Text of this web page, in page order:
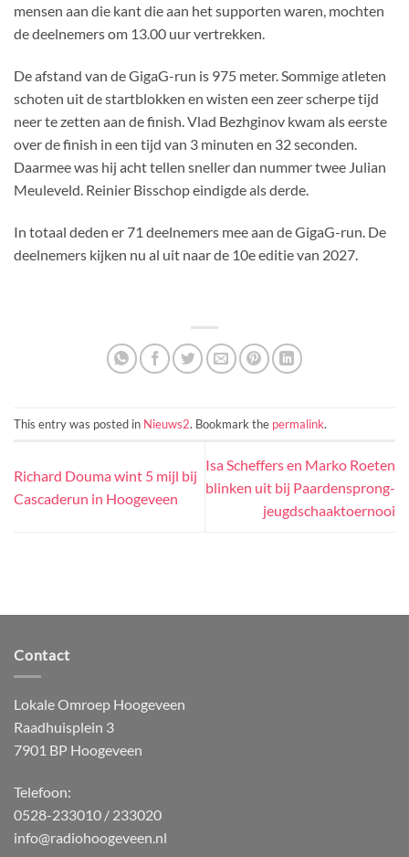
mensen aan die kant die aan het supporten waren, mochten
de deelnemers om 13.00 uur vertrekken.
De afstand van de GigaG-run is 975 meter. Sommige atleten
schoten uit de startblokken en wisten een zeer scherpe tijd
neer te zetten aan de finish. Vlad Bezhginov kwam als eerste
over de finish in een tijd van 3 minuten en 32 seconden.
Daarmee was hij acht tellen sneller dan nummer twee Julian
Meuleveld. Reinier Bisschop eindigde als derde.
In totaal deden er 71 deelnemers mee aan de GigaG-run. De
deelnemers kijken nu al uit naar de 10e editie van 2027.
This entry was posted in Nieuws2. Bookmark the permalink.
Richard Douma wint 5 mijl bij
Cascaderun in Hoogeveen
Isa Scheffers en Marko Roeten
blinken uit bij Paardensprong-
jeugdschaaktoernooi
Contact
Lokale Omroep Hoogeveen
Raadhuisplein 3
7901 BP Hoogeveen
Telefoon:
0528-233010 / 233020
info@radiohoogeveen.nl